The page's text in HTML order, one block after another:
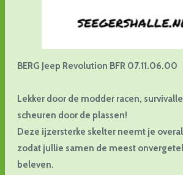
BERG Jeep Revolution BFR 07.11.06.00
Lekker door de modder racen,
scheuren door de plassen!
Deze ijzersterke skelter neemt je
zodat jullie samen de meest
beleven.